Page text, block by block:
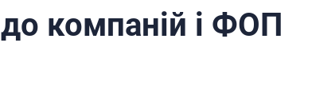
компаній і ФОП